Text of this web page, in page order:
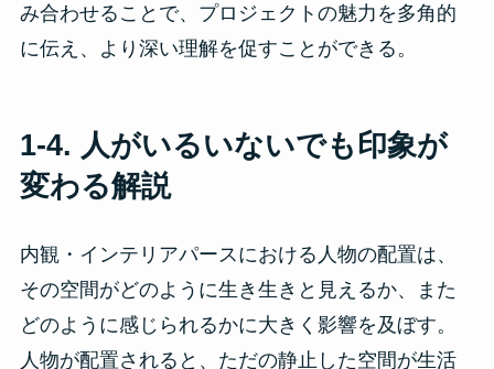
み合わせることで、プロジェクトの魅力を多角的
に伝え、より深い理解を促すことができる。
1-4. 人がいるいないでも印象が
変わる解説
内観・インテリアパースにおける人物の配置は、
その空間がどのように生き生きと見えるか、また
どのように感じられるかに大きく影響を及ぼす。
人物が配置されると、ただの静止した空間が生活